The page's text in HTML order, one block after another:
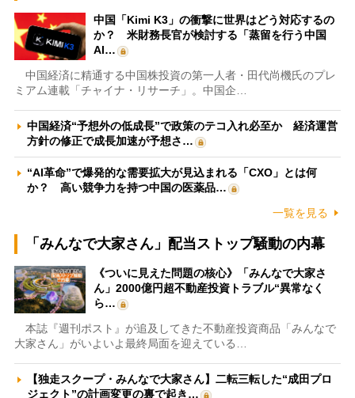
中国「Kimi K3」の衝撃に世界はどう対応するの
か？ 米財務長官が検討する「蒸留を行う中国
AI…
中国経済に精通する中国株投資の第一人者・田代尚機氏のプレ
ミアム連載「チャイナ・リサーチ」。中国企…
中国経済“予想外の低成長”で政策のテコ入れ必至か 経済運営
方針の修正で成長加速が予想さ…
“AI革命”で爆発的な需要拡大が見込まれる「CXO」とは何
か？ 高い競争力を持つ中国の医薬品…
一覧を見る
「みんなで大家さん」配当ストップ騒動の内幕
《ついに見えた問題の核心》「みんなで大家さ
ん」2000億円超不動産投資トラブル“異常なく
ら…
本誌『週刊ポスト』が追及してきた不動産投資商品「みんなで
大家さん」がいよいよ最終局面を迎えている…
【独走スクープ・みんなで大家さん】二転三転した“成田プロ
ジェクト”の計画変更の裏で起き…